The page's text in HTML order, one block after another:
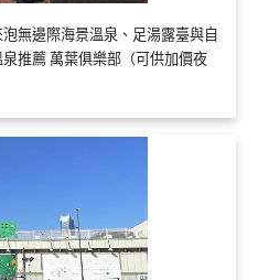
無邊際海景溫泉、足湯露臺與自
推薦 萬葉俱樂部（可供加價夜